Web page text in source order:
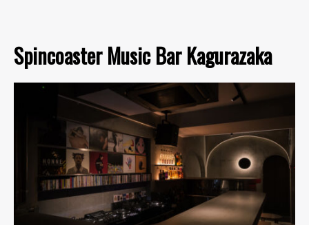
Spincoaster Music Bar Kagurazaka